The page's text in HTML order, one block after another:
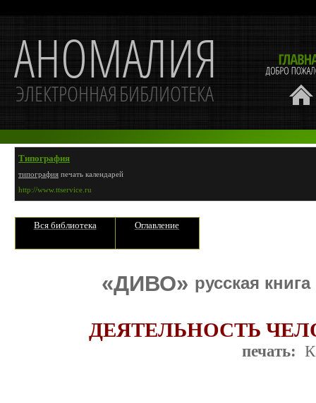
Типография
типография печать календарей
http://www.ttservice.ru
Вся библиотека Оглавление
«ДИВО» русская
ДЕЯТЕЛЬНОСТЬ
печать: